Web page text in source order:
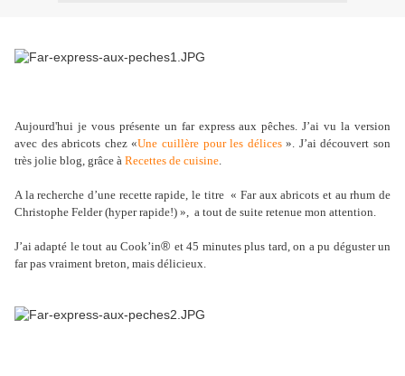
Aujourd'hui je vous présente un far express aux pêches. J’ai vu la version
avec des abricots chez «Une cuillère pour les délices». J’ai découvert son
très jolie blog, grâce à Recettes de cuisine.
A la recherche d’une recette rapide, le titre « Far aux abricots et au rhum de
Christophe Felder (hyper rapide!) », a tout de suite retenue mon attention.
J’ai adapté le tout au Cook’in® et 45 minutes plus tard, on a pu déguster un
far pas vraiment breton, mais délicieux.